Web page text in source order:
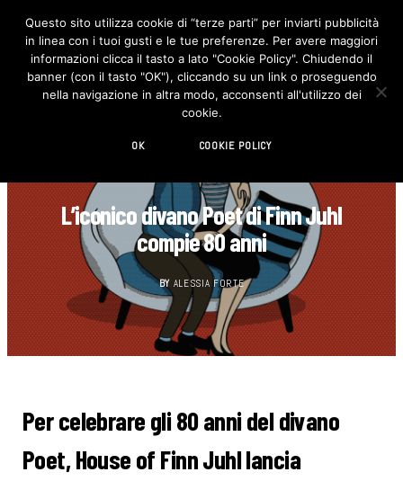
F
c
e
b
o
I
n
s
t
L’iconico divano Poet di Finn Juhl
compie 80 anni
BY ALESSIA FORTE
Per celebrare gli 80 anni del divano
Poet, House of Finn Juhl lancia
Questo sito utilizza cookie di “terze parti” per inviarti pubblicità
in linea con i tuoi gusti e le tue preferenze. Per avere maggiori
informazioni clicca il tasto a lato "Cookie Policy". Chiudendo il
banner (con il tasto "OK"), cliccando su un link o proseguendo
nella navigazione in altra modo, acconsenti all'utilizzo dei
cookie.
OK COOKIE POLICY